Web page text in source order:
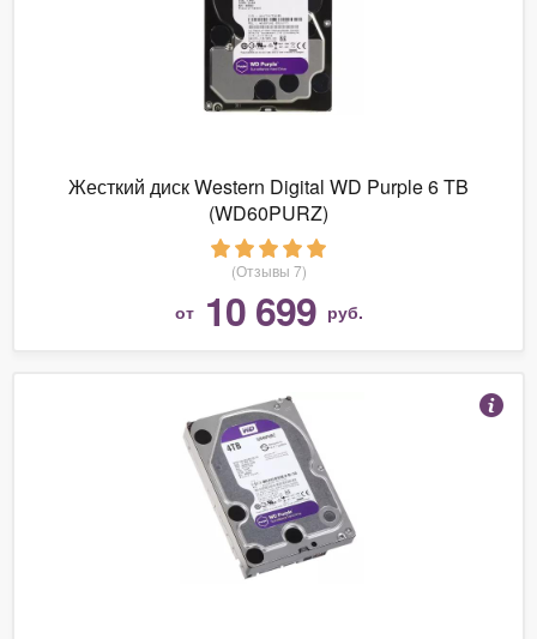
Жесткий диск Western Digital WD Purple 6 TB
(WD60PURZ)
(Отзывы 7)
от 10 699 руб.